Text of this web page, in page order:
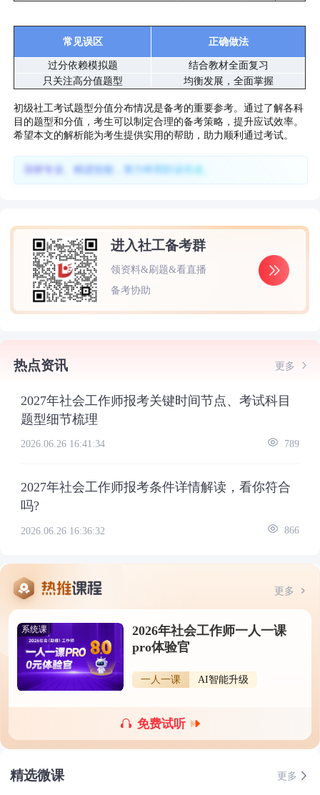
常见误区 正确做法
过分依赖模拟题
结合教材全面复习
只关注高分值题型
均衡发展，全面掌握
初级社工考试题型分值分布情况是备考的重要参考。通过了解各科
目的题型和分值，考生可以制定合理的备考策略，提升应试效率。
希望本文的解析能为考生提供实用的帮助，助力顺利通过考试。
深耕专业、精进技能，努力终照职业坦途。
进入社工备考群
领资料&刷题&看直播
备考协助
热点资讯 更多
2027年社会工作师报考关键时间节点、考试科目
题型细节梳理
2026.06.26 16:41:34 789
2027年社会工作师报考条件详情解读，看你符合
吗?
2026.06.26 16:36:32 866
更多
系统课
2026年社会工作师一人一课
pro体验官
一人一课 AI智能升级
免费试听
精选微课 更多